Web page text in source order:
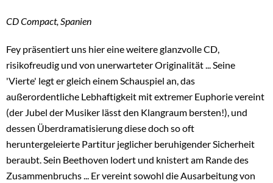
CD Compact, Spanien
Fey präsentiert uns hier eine weitere glanzvolle CD,
risikofreudig und von unerwarteter Originalität ... Seine
'Vierte' legt er gleich einem Schauspiel an, das
außerordentliche Lebhaftigkeit mit extremer Euphorie vereint
(der Jubel der Musiker lässt den Klangraum bersten!), und
dessen Überdramatisierung diese doch so oft
heruntergeleierte Partitur jeglicher beruhigender Sicherheit
beraubt. Sein Beethoven lodert und knistert am Rande des
Zusammenbruchs ... Er vereint sowohl die Ausarbeitung von